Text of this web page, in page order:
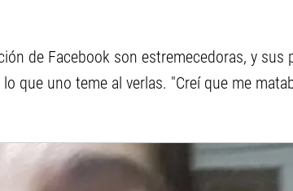
de Facebook son estremecedoras, y sus
que uno teme al verlas. "Creí que me